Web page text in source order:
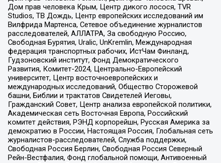
Дом прав человека Крым, Центр дикого лосося, TVR
Studios, ТВ Дождь, Центр европейских исследований им
Вилфрида Мартенса, Сетевое объединение журналистов
расследователей, АЛЛАТРА, За свободную Россию,
Свободная Бурятия, Uralic, UnKremlin, Международная
федерация транспортных рабочих, ИстЧам Финланд,
Гудзоновский институт, Фонд Демократического
Развития, Комитет-2024, Центрально-Европейский
университет, Центр восточноевропейских и
международных исследований, Общество Сторожевой
башни, Библии и трактатов Свидетелей Иеговы,
Гражданский Совет, Центр анализа европейской политики,
Академическая сеть Восточная Европа, Российский
комитет действия, РЭНД корпорейшн, Русская Америка за
демократию в России, Настоящая Россия, Глобальная сеть
журналистов-расследователей, Служба поддержки,
Свободная Россия Берлин, Свободная Россия Северный
Рейн-Вестфалия, Фонд глобальной помощи, Антивоенный